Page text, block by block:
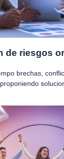
de riesgos
brechas,